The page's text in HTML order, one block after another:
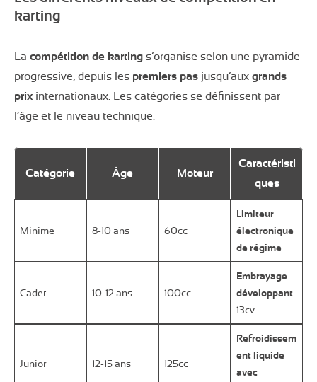
karting
La compétition de karting s’organise selon une pyramide
progressive, depuis les premiers pas jusqu’aux grands
prix internationaux. Les catégories se définissent par
l’âge et le niveau technique.
Catégorie Âge Moteur
Caractéristi
ques
Minime 8-10 ans 60cc
Limiteur
électronique
de régime
Cadet 10-12 ans 100cc
Embrayage
développant
13cv
Junior 12-15 ans 125cc
Refroidissem
ent liquide
avec